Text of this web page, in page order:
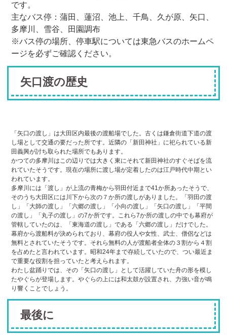
です。
主なバス停：蒲田、蓮沼、池上、千鳥、久が原、矢口、
多摩川、雪谷、田園調布
※バス停の場所、停車駅については東急バスのホームペ
ージを必ずご確認ください。
矢口渡の歴史
「矢口の渡し」は大田区内最後の渡船場でした。古くは鎌倉街道下道の渡
し場として交通の要だった所です。近隣の「新田神社」に祀られている新
田義興が討ち取られた場所でもあります。
かつての多摩川はこの辺りでは大きく東にそれて新田神社のすぐそばを流
れていたそうです。現在の場所に渡し場が定着したのは江戸時代中期とい
われています。
多摩川には「渡し」が上流の青梅から羽田付近まで41か所あったそうで、
そのうち大田区には川下から次の７か所の渡しがありました。「羽田の渡
し」「大師の渡し」「六郷の渡し」「小向の渡し」「矢口の渡し」「平間
の渡し」「丸子の渡し」の7か所です。これら7か所の渡しの中でも幕府が
管轄していたのは、「東海道の渡し」である「六郷の渡し」だけでした。
幕府から渡船料が決められており、幕府の役人や女性、武士、僧侶などは
無料とされていたそうです。それら無料の人が渡船者全体の３割から４割
を占めたと言われています。昭和24年まで存続していたので、つい最近ま
で重要な役割を担っていたと考えられます。
わたし盆踊りでは、その「矢口の渡し」として活躍していた舟の形を模し
たやぐらが登場します。やぐらの上には和太鼓が設置され、力強い音が鳴
り響くことでしょう。
最後に